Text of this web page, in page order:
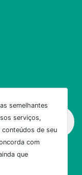
semelhantes
serviços,
conteúdos de seu
com
que